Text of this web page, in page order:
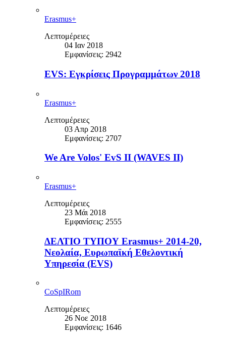
Erasmus+
Λεπτομέρειες
04 Ιαν 2018
Εμφανίσεις: 2942
EVS: Εγκρίσεις Προγραμμάτων 2018
Erasmus+
Λεπτομέρειες
03 Απρ 2018
Εμφανίσεις: 2707
We Are Volos' EvS II (WAVES II)
Erasmus+
Λεπτομέρειες
23 Μάι 2018
Εμφανίσεις: 2555
ΔΕΛΤΙΟ ΤΥΠΟΥ Erasmus+ 2014-20,
Νεολαία, Ευρωπαϊκή Εθελοντική
Υπηρεσία (EVS)
CoSpIRom
Λεπτομέρειες
26 Νοε 2018
Εμφανίσεις: 1646